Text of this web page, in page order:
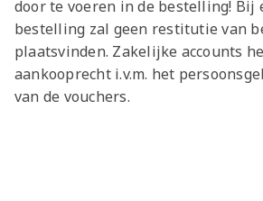
door te voeren in de bestelling! Bij
bestelling zal geen restitutie van
plaatsvinden. Zakelijke accounts
aankooprecht i.v.m. het
van de vouchers.